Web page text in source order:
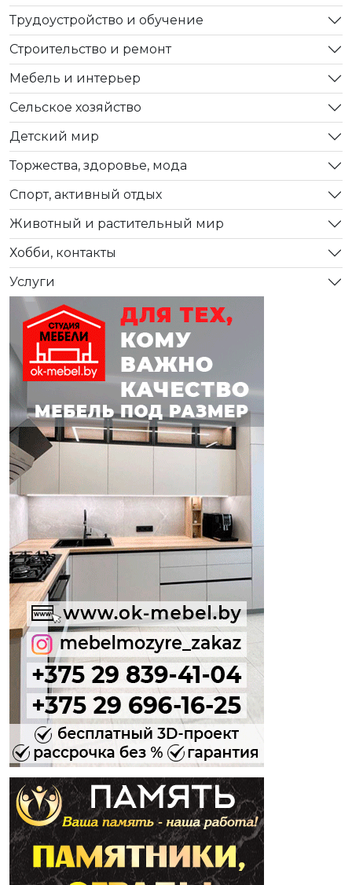
Трудоустройство и обучение
Строительство и ремонт
Мебель и интерьер
Сельское хозяйство
Детский мир
Торжества, здоровье, мода
Спорт, активный отдых
Животный и растительный мир
Хобби, контакты
Услуги